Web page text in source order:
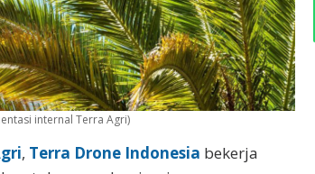
internal Terra Agri)
, Terra Drone Indonesia bekerja